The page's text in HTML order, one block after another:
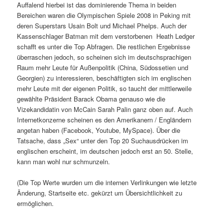
Auffalend hierbei ist das dominierende Thema in beiden
Bereichen waren die Olympischen Spiele 2008 in Peking mit
deren Superstars Usain Bolt und Michael Phelps. Auch der
Kassenschlager Batman mit dem verstorbenen Heath Ledger
schafft es unter die Top Abfragen. Die restlichen Ergebnisse
überraschen jedoch, so scheinen sich im deutschsprachigen
Raum mehr Leute für Außenpolitik (China, Südossetien und
Georgien) zu interessieren, beschäftigten sich im englischen
mehr Leute mit der eigenen Politik, so taucht der mittlerweile
gewählte Präsident Barack Obama genauso wie die
Vizekandidatin von McCain Sarah Palin ganz oben auf. Auch
Internetkonzerne scheinen es den Amerikanern / Engländern
angetan haben (Facebook, Youtube, MySpace). Über die
Tatsache, dass „Sex“ unter den Top 20 Suchausdrücken im
englischen erscheint, im deutschen jedoch erst an 50. Stelle,
kann man wohl nur schmunzeln.
(Die Top Werte wurden um die internen Verlinkungen wie letzte
Änderung, Startseite etc. gekürzt um Übersichtlichkeit zu
ermöglichen.